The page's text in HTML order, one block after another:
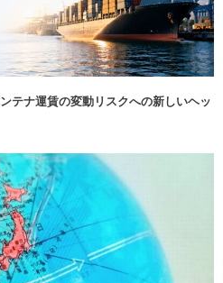
テナ運賃の変動リスクへの新しいヘッ